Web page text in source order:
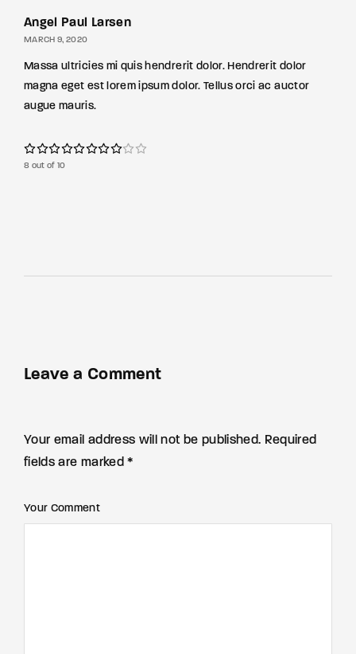
Angel Paul Larsen
MARCH 9, 2020
Massa ultricies mi quis hendrerit dolor. Hendrerit dolor
magna eget est lorem ipsum dolor. Tellus orci ac auctor
augue mauris.
8 out of 10
Leave a Comment
Your email address will not be published. Required
fields are marked *
Your Comment